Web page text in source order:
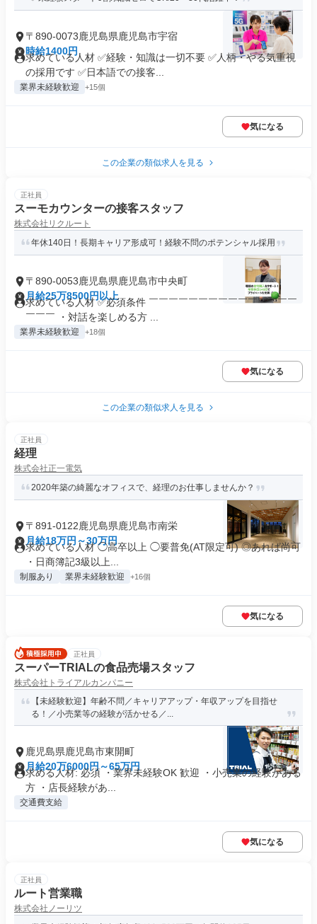
〒890-0073鹿児島県鹿児島市宇宿
時給1400円
求めている人材 ✅経験・知識は一切不要 ✅人柄・やる気重視
の採用です ✅日本語での接客...
業界未経験歓迎 +15個
気になる
この企業の類似求人を見る
正社員
スーモカウンターの接客スタッフ
株式会社リクルート
年休140日！長期キャリア形成可！経験不問のポテンシャル採用
〒890-0053鹿児島県鹿児島市中央町
月給25万8500円以上
求めている人材 ✅必須条件 ￣￣￣￣￣￣￣￣￣￣￣￣￣￣￣
￣￣￣ ・対話を楽しめる方 ...
業界未経験歓迎 +18個
気になる
この企業の類似求人を見る
正社員
経理
株式会社正一電気
2020年築の綺麗なオフィスで、経理のお仕事しませんか？
〒891-0122鹿児島県鹿児島市南栄
月給18万円～30万円
求めている人材 ◯高卒以上 ◯要普免(AT限定可) ◎あれば尚可
・日商簿記3級以上...
制服あり 業界未経験歓迎 +16個
気になる
正社員
スーパーTRIALの食品売場スタッフ
株式会社トライアルカンパニー
【未経験歓迎】年齢不問／キャリアアップ・年収アップを目指せ
る！／小売業等の経験が活かせる／...
鹿児島県鹿児島市東開町
月給20万6000円～65万円
求める人材: 必須 ・業界未経験OK 歓迎 ・小売業の経験がある
方 ・店長経験があ...
交通費支給
気になる
正社員
ルート営業職
株式会社ノーリツ